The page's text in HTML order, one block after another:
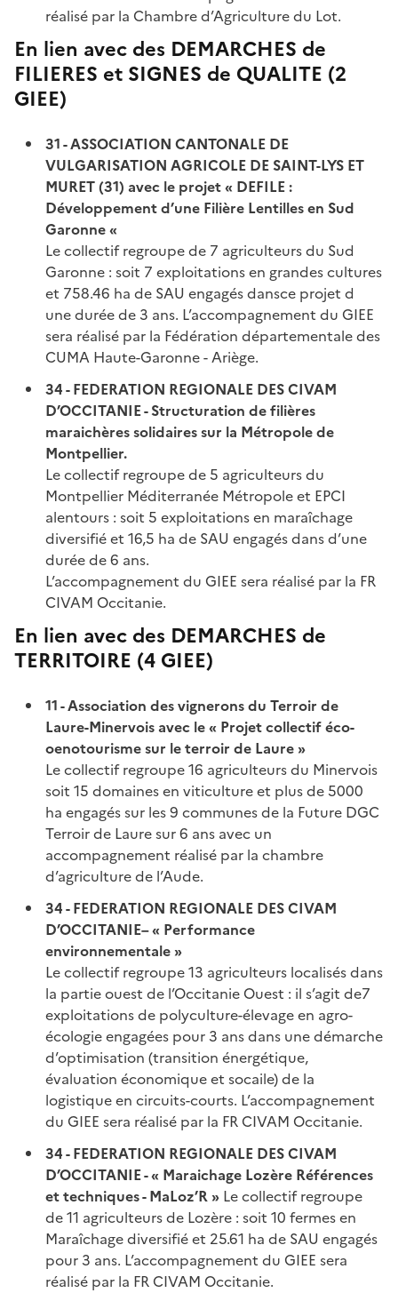
réalisé par la Chambre d’Agriculture du Lot.
En lien avec des DEMARCHES de
FILIERES et SIGNES de QUALITE (2
GIEE)
31 - ASSOCIATION CANTONALE DE
VULGARISATION AGRICOLE DE SAINT-LYS ET
MURET (31) avec le projet « DEFILE :
Développement d’une Filière Lentilles en Sud
Garonne «
Le collectif regroupe de 7 agriculteurs du Sud
Garonne : soit 7 exploitations en grandes cultures
et 758.46 ha de SAU engagés dansce projet d
une durée de 3 ans. L’accompagnement du GIEE
sera réalisé par la Fédération départementale des
CUMA Haute-Garonne - Ariège.
34 - FEDERATION REGIONALE DES CIVAM
D’OCCITANIE - Structuration de filières
maraichères solidaires sur la Métropole de
Montpellier.
Le collectif regroupe de 5 agriculteurs du
Montpellier Méditerranée Métropole et EPCI
alentours : soit 5 exploitations en maraîchage
diversifié et 16,5 ha de SAU engagés dans d’une
durée de 6 ans.
L’accompagnement du GIEE sera réalisé par la FR
CIVAM Occitanie.
En lien avec des DEMARCHES de
TERRITOIRE (4 GIEE)
11 - Association des vignerons du Terroir de
Laure-Minervois avec le « Projet collectif éco-
oenotourisme sur le terroir de Laure »
Le collectif regroupe 16 agriculteurs du Minervois
soit 15 domaines en viticulture et plus de 5000
ha engagés sur les 9 communes de la Future DGC
Terroir de Laure sur 6 ans avec un
accompagnement réalisé par la chambre
d’agriculture de l’Aude.
34 - FEDERATION REGIONALE DES CIVAM
D’OCCITANIE– « Performance
environnementale »
Le collectif regroupe 13 agriculteurs localisés dans
la partie ouest de l’Occitanie Ouest : il s’agit de7
exploitations de polyculture-élevage en agro-
écologie engagées pour 3 ans dans une démarche
d’optimisation (transition énergétique,
évaluation économique et socaile) de la
logistique en circuits-courts. L’accompagnement
du GIEE sera réalisé par la FR CIVAM Occitanie.
34 - FEDERATION REGIONALE DES CIVAM
D’OCCITANIE - « Maraichage Lozère Références
et techniques - MaLoz’R » Le collectif regroupe
de 11 agriculteurs de Lozère : soit 10 fermes en
Maraîchage diversifié et 25.61 ha de SAU engagés
pour 3 ans. L’accompagnement du GIEE sera
réalisé par la FR CIVAM Occitanie.